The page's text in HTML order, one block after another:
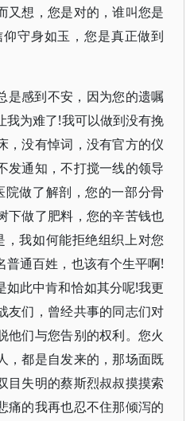
又想，您是对的，谁叫您是
守身如玉，您是真正做到
是感到不安，因为您的遗嘱
我为难了!我可以做到没有挽
，没有悼词，没有官方的仪
发通知，不打搅一线的领导
做了解剖，您的一部分骨
下做了肥料，您的辛苦钱也
我如何能拒绝组织上对您
普通百姓，也该有个生平啊!
如此中肯和恰如其分呢!我更
友们，曾经共事的同志们对
他们与您告别的权利。您火
，都是自发来的，那场面既
目失明的蔡斯烈叔叔摸摸索
痛的我再也忍不住那倾泻的